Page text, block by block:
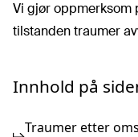
Vi gjør oppmerksom
tilstanden traumer
Innhold på
Traumer etter